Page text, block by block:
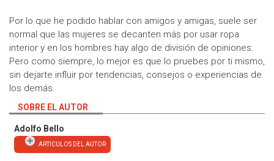
Por lo que he podido hablar con amigos y amigas, suele ser
normal que las mujeres se decanten más por usar ropa
interior y en los hombres hay algo de división de opiniones.
Pero como siempre, lo mejor es que lo pruebes por ti mismo,
sin dejarte influir por tendencias, consejos o experiencias de
los demás.
SOBRE EL AUTOR
Adolfo Bello
ARTICULOS DEL AUTOR